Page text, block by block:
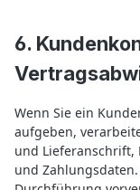
6.
Wenn Sie ein
aufgeben,
und Lieferanschrift,
und